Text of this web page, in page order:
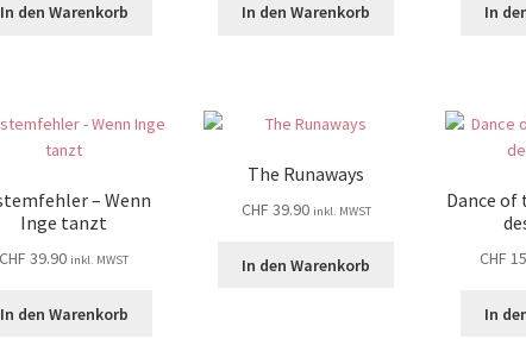
In den Warenkorb In den Warenkorb In
– Wenn
Inge tanzt
CHF 39.90 inkl. MWST
In den Warenkorb
The Runaways
CHF 39.90 inkl. MWST
In den Warenkorb
Dance of
CHF
In